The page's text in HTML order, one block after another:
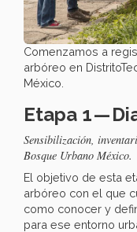
Comenzamos a
arbóreo en
México.
Etapa 1 —
Sensibilización,
Bosque Urbano México.
El objetivo de esta
arbóreo con el que
como conocer y
para ese entorno